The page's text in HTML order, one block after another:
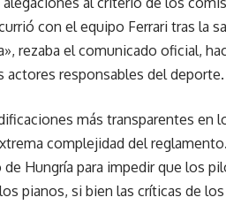
con el equipo Ferrari tras la
rezaba el comunicado oficial,
responsables del deporte.
más transparentes en
complejidad del
Hungría para impedir que los
pianos, si bien las críticas de